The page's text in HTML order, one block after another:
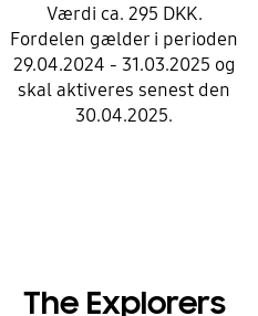
Værdi ca. 295 DKK.
Fordelen gælder i perioden
29.04.2024 - 31.03.2025 og
skal aktiveres senest den
30.04.2025.
The Explorers